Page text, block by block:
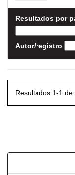
Resultados por
Autor/registro
Resultados 1-1 de